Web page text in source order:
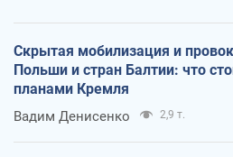
Скрытая мобилизация и
Польши и стран Балтии: что
планами Кремля
Вадим Денисенко 2,9 т.